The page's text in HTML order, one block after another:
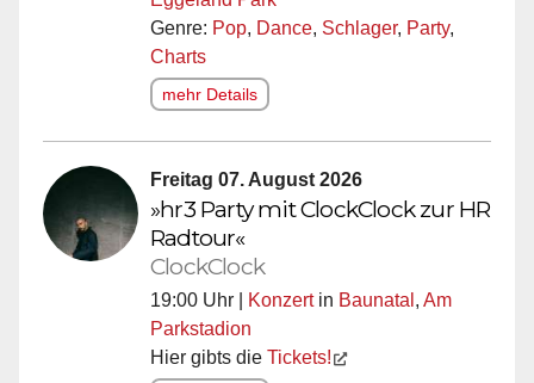
Genre: Pop, Dance, Schlager, Party,
Charts
mehr Details
Freitag 07. August 2026
»hr3 Party mit ClockClock zur HR
Radtour«
ClockClock
19:00 Uhr | Konzertin Baunatal , Am
Parkstadion
Hier gibts die Tickets!